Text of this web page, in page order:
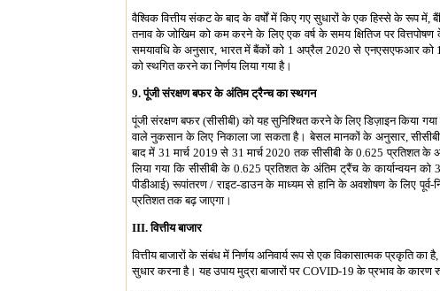
वैश्विक वित्तीय संकट के बाद के वर्षों में किए गए सुधारों के एक हिस्से के रूप में,
तनाव के जोखिम को कम करने के लिए एक वर्ष के समय क्षितिज पर वित्तपोषण
समयावधि के अनुसार, भारत में बैंकों को 1 अप्रैल 2020 से एनएसएफआर
को स्थगित करने का निर्णय लिया गया है।
9. पूंजी संरक्षण बफर के अंतिम ट्रैन्च का स्थगन
पूंजी संरक्षण बफर (सीसीबी) को यह सुनिश्चित करने के लिए डिज़ाइन किया
वाले नुकसान के लिए निकाला जा सकता है। बेसल मानकों के अनुसार, सीसीबी
बाद में 31 मार्च 2019 से 31 मार्च 2020 तक सीसीबी के 0.625 प्रतिशत के
लिया गया कि सीसीबी के 0.625 प्रतिशत के अंतिम ट्रैंच के कार्यान्वयन
पीडीआई) रूपांतरण / राइट-डाउन के माध्यम से हानि के अवशोषण के लिए पूर्व-
प्रतिशत तक बढ़ जाएगा।
III. वित्तीय बाजार
वित्तीय बाजारों के संबंध में निर्णय अनिवार्य रूप से एक विकासात्मक प्रकृति
सुधार करना है। यह उपाय मुद्रा बाजारों पर COVID-19 के प्रभाव के कारण